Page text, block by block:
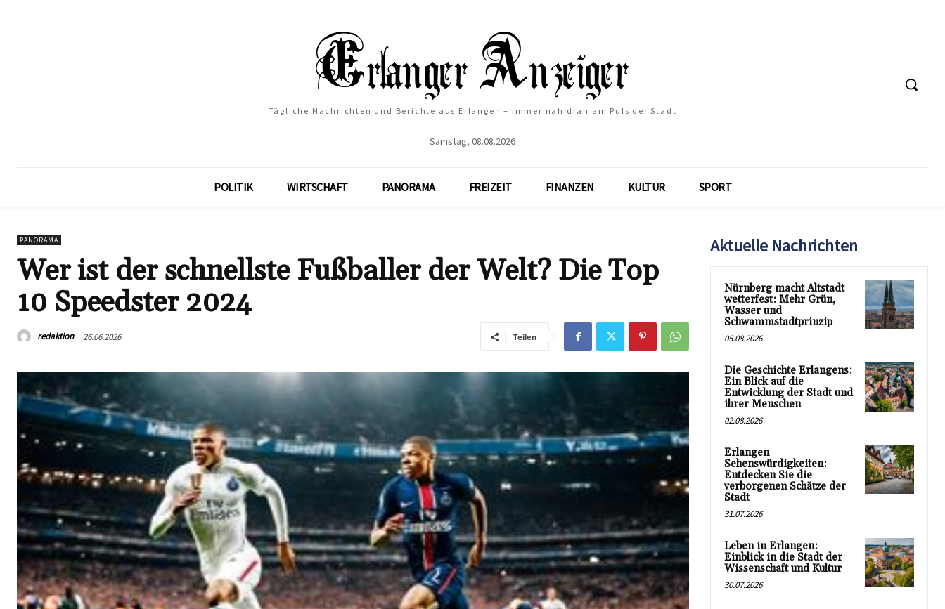
Tägliche Nachrichten und Berichte aus Erlangen – immer nah dran am Puls der Stadt
Samstag, 08.08.2026
POLITIK WIRTSCHAFT PANORAMA FREIZEIT FINANZEN KULTUR SPORT
PANORAMA
Wer ist der schnellste Fußballer der Welt? Die Top
10 Speedster 2024
redaktion 26.06.2026 Teilen
Aktuelle Nachrichten
Nürnberg macht Altstadt
wetterfest: Mehr Grün,
Wasser und
Schwammstadtprinzip
05.08.2026
Die Geschichte Erlangens:
Ein Blick auf die
Entwicklung der Stadt und
ihrer Menschen
02.08.2026
Erlangen
Sehenswürdigkeiten:
Entdecken Sie die
verborgenen Schätze der
Stadt
31.07.2026
Leben in Erlangen:
Einblick in die Stadt der
Wissenschaft und Kultur
30.07.2026